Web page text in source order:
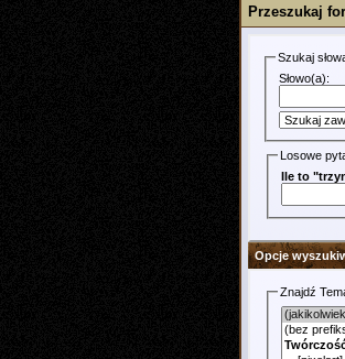
Przeszukaj
Szukaj
Słowo(a):
Losowe
Ile to
Opcje
Znajdź